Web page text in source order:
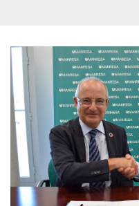
o
c
i
a